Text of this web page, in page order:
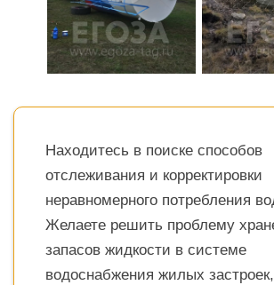
Находитесь в поиске способов
отслеживания и корректировки
неравномерного потребления
Желаете решить проблему
запасов жидкости в системе
водоснабжения жилых застроек,